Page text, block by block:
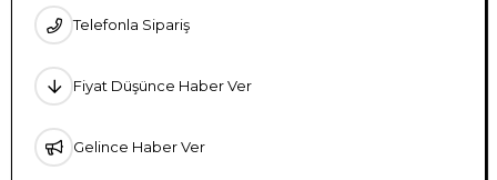
Telefonla Sipariş
Fiyat Düşünce Haber Ver
Gelince Haber Ver